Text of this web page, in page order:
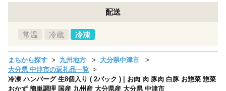
配送
常温 冷蔵 冷凍
まちから探す 九州地方
大分県中津市
大分県 中津市の返礼品一覧
冷凍 ハンバーグ 生8個入り ( 2パック ) | お肉 肉 豚肉 白豚 お惣菜 惣菜
おかず 簡単調理 国産 九州産 大分県産 大分県 中津市